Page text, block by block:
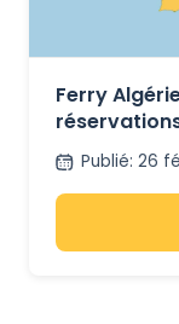
Ferry
Publié: 26